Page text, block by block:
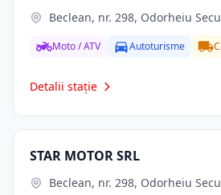
Beclean, nr. 298, Odorheiu
Moto / ATV Autoturisme
Detalii stație
STAR MOTOR SRL
Beclean, nr. 298, Odorheiu